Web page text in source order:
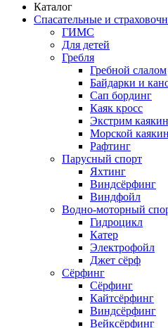
Каталог
Спасательные и
ГИМС
Для детей
Гребля
Гребной слалом
Байдарки и
Сап бординг
Каяк кросс
Экстрим
Морской
Рафтинг
Парусный спорт
Яхтинг
Виндсёрфинг
Виндфойл
Водно-моторный
Гидроцикл
Катер
Электрофойл
Джет сёрф
Сёрфинг
Сёрфинг
Кайтсёрфинг
Виндсёрфинг
Вейксёрфинг